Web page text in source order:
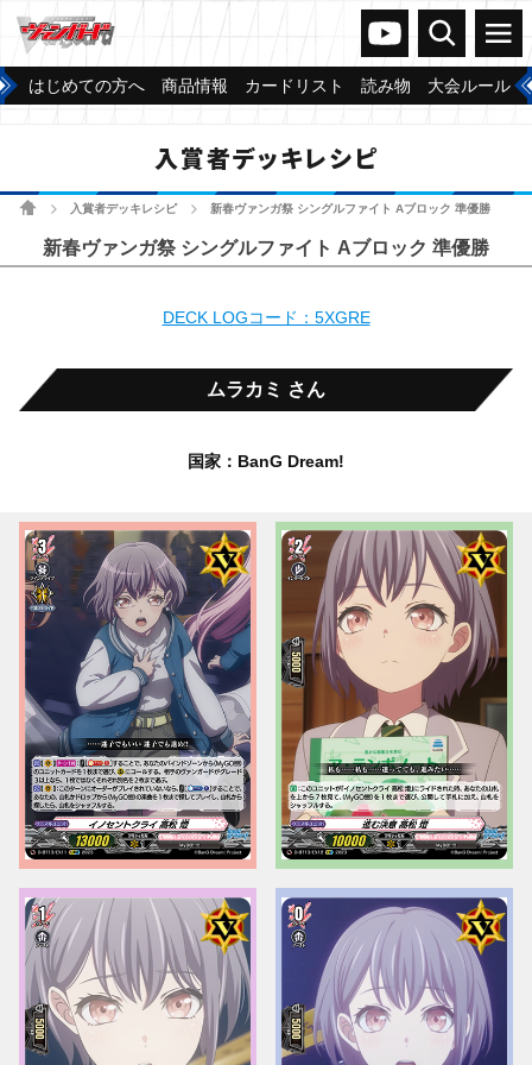
ヴァンガードch
検索 メニュー
はじめての方へ 商品情報 カードリスト 読み物 大会ルール
入賞者デッキレシピ
ホーム 入賞者デッキレシピ 新春ヴァンガ祭 シングルファイト Aブロック 準優勝
新春ヴァンガ祭 シングルファイト Aブロック 準優勝
DECK LOGコード：5XGRE
ムラカミ さん
国家：BanG Dream!